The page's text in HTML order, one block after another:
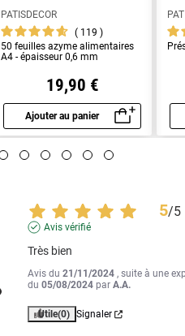
PATISDECOR
119
50 feuilles azyme alimentaires
A4 - épaisseur 0,6 mm
19,90 €
Ajouter au panier
Aperçu rapide
5/5
Avis vérifié
Très bien
Avis du21/11/2024 , suite à une
du05/08/2024 parA.A.
Utile(0) Signaler